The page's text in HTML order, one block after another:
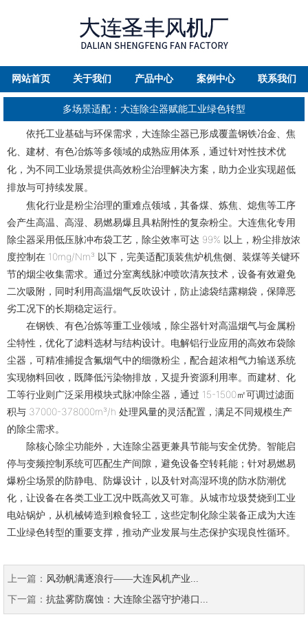
网站首页 关于我们 产品中心 案例中心 联系我们
多场景适配：大连除尘器赋能工业绿色转型
依托工业基础与环保需求，大连除尘器已形成覆盖钢铁冶金、焦
化、建材、有色冶炼等多领域的成熟应用体系，通过针对性技术优
化，为不同工业场景提供高效粉尘治理解决方案，助力企业实现超低
排放与可持续发展。
焦化行业是粉尘治理的重难点领域，其备煤、炼焦、熄焦等工序
会产生高温、高湿、易燃易爆且具粘附性的复杂粉尘。大连焦化专用
除尘器采用低压脉冲布袋工艺，除尘效率可达 99% 以上，粉尘排放浓
度控制在 10mg/Nm³ 以下，完美适配顶装焦炉机焦侧、装煤等关键环
节的烟尘收集需求。通过分室离线脉冲喷吹清灰技术，设备有效避免
二次吸附，同时利用高温烟气反吹设计，防止滤袋结露糊袋，保障恶
劣工况下的长期稳定运行。
在钢铁、有色冶炼等重工业领域，除尘器针对高温烟气与金属粉
尘特性，优化了滤料选材与结构设计。电解铝行业应用的高效布袋除
尘器，可精准捕捉含氟烟气中的细微粉尘，配合超浓相气力输送系统
实现物料回收，既降低污染物排放，又提升资源利用率。而建材、化
工等行业则广泛采用模块式脉冲除尘器，通过 15-1500㎡可调过滤面
积与 37000-378000m³/h 处理风量的灵活配置，满足不同规模生产
的除尘需求。
除核心除尘功能外，大连除尘器更兼具节能与安全优势。智能启
停与变频控制系统可匹配生产间隙，避免设备空转耗能；针对易燃易
爆粉尘场景的防静电、防爆设计，以及针对高湿环境的防水防潮优
化，让设备在各类工业工况中既高效又可靠。从城市垃圾焚烧到工业
电站锅炉，从机械铸造到粮食轻工，这些定制化除尘装备正成为大连
工业绿色转型的重要支撑，推动产业发展与生态保护实现良性循环。
上一篇： 风劲帆满逐浪行——大连风机产业...
下一篇： 抗盐雾防腐蚀：大连除尘器守护港口...